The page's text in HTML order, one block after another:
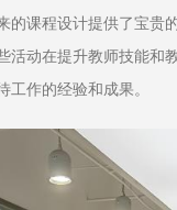
的课程设计提供了宝贵
活动在提升教师技能和
作的经验和成果。